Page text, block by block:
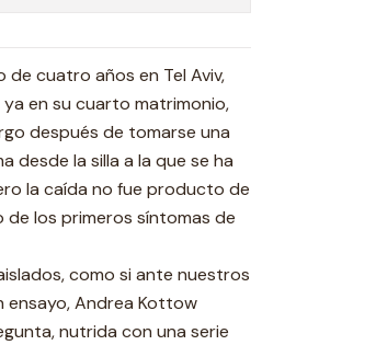
de cuatro años en Tel Aviv,
en su cuarto matrimonio,
después de tomarse una
desde la silla a la que se ha
la caída no fue producto de
de los primeros síntomas de
como si ante nuestros
ensayo, Andrea Kottow
nutrida con una serie